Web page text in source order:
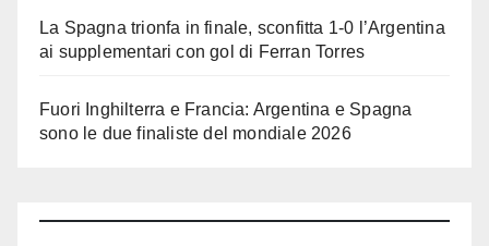
La Spagna trionfa in finale, sconfitta 1-0 l’Argentina
ai supplementari con gol di Ferran Torres
Fuori Inghilterra e Francia: Argentina e Spagna
sono le due finaliste del mondiale 2026